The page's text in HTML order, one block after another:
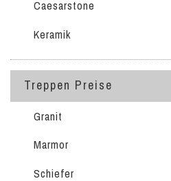
Caesarstone
Keramik
Treppen Preise
Granit
Marmor
Schiefer